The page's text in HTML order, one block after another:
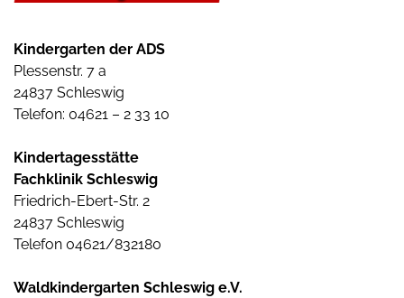
Kindergarten der ADS
Plessenstr. 7 a
24837 Schleswig
Telefon: 04621 – 2 33 10
Kindertagesstätte
Fachklinik Schleswig
Friedrich-Ebert-Str. 2
24837 Schleswig
Telefon 04621/832180
Waldkindergarten Schleswig e.V.